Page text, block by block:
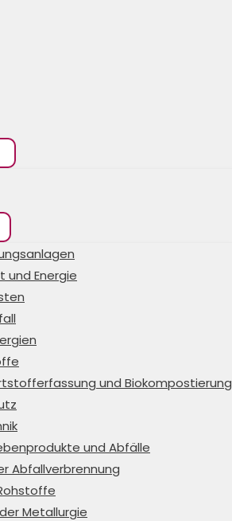
und Energie
und Biokompostierung
und Abfälle
Abfallverbrennung
Metallurgie